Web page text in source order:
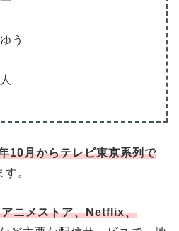
う
10月からテレビ東京系列で
。
ニメストア、Netflix、